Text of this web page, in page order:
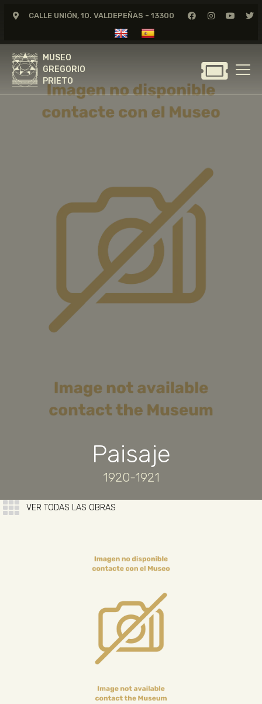
CALLE UNIÓN, 10. VALDEPEÑAS - 13300
MUSEO
GREGORIO
PRIETO
MUSEO
GREGORIO
GREGORIO PRIETO
MUSEO
NOTICIAS
Paisaje
1920-1921
VER TODAS LAS OBRAS